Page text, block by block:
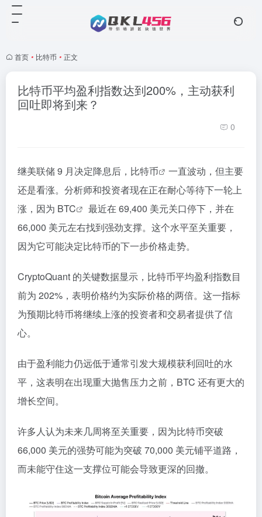
首页 • 比特币 • 正文
比特币平均盈利指数达到200%，主动获利
回吐即将到来？
0
继美联储 9 月决定降息后， 比特币
一直波动，但主要
还是看涨。分析师和投资者现在正在耐心等待下一轮上
涨，因为 BTC
最近在 69,400 美元关口停下，并在
66,000 美元左右找到强劲支撑。这个水平至关重要，
因为它可能决定比特币的下一步价格走势。
CryptoQuant 的关键数据显示，比特币平均盈利指数目
前为 202%，表明价格约为实际价格的两倍。这一指标
为预期比特币将继续上涨的投资者和交易者提供了信
心。
由于盈利能力仍远低于通常引发大规模获利回吐的水
平，这表明在出现重大抛售压力之前，BTC 还有更大的
增长空间。
许多人认为未来几周将至关重要，因为比特币突破
66,000 美元的强势可能为突破 70,000 美元铺平道路，
而未能守住这一支撑位可能会导致更深的回撤。